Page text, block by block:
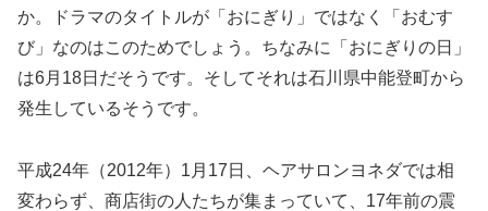
か。ドラマのタイトルが「おにぎり」ではなく「おむす
び」なのはこのためでしょう。ちなみに「おにぎりの日」
は6月18日だそうです。そしてそれは石川県中能登町から
発生しているそうです。
平成24年（2012年）1月17日、ヘアサロンヨネダでは相
変わらず、商店街の人たちが集まっていて、17年前の震